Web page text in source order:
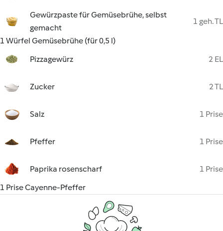
Gewürzpaste für Gemüsebrühe, selbst
gemacht
1 geh. TL
1 Würfel Gemüsebrühe (für 0,5 l)
Pizzagewürz
2 EL
Zucker 2 TL
Salz 1 Prise
Pfeffer 1 Prise
Paprika rosenscharf
1 Prise
1 Prise Cayenne-Pfeffer